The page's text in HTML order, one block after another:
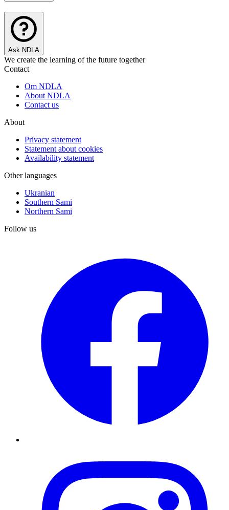
Ask NDLA
We create the learning of the future together
Contact
Om NDLA
About NDLA
Contact us
About
Privacy statement
Statement about cookies
Availability statement
Other languages
Ukranian
Southern Sami
Northern Sami
Follow us